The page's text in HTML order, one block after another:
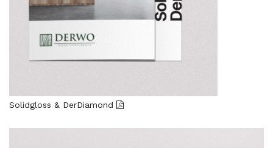
Solidgloss & DerDiamond